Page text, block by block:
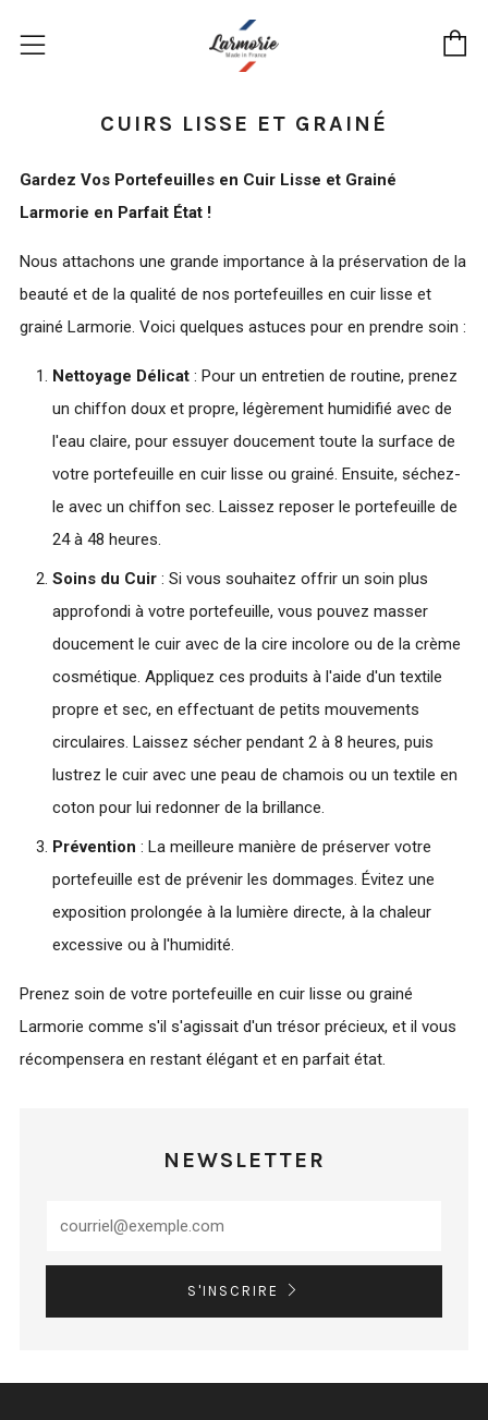
Menu
CUIRS LISSE ET GRAINÉ
Gardez Vos Portefeuilles en Cuir Lisse et Grainé
Larmorie en Parfait État !
Nous attachons une grande importance à la préservation de la
beauté et de la qualité de nos portefeuilles en cuir lisse et
grainé Larmorie. Voici quelques astuces pour en prendre soin :
Nettoyage Délicat : Pour un entretien de routine, prenez
un chiffon doux et propre, légèrement humidifié avec de
l'eau claire, pour essuyer doucement toute la surface de
votre portefeuille en cuir lisse ou grainé. Ensuite, séchez-
le avec un chiffon sec. Laissez reposer le portefeuille de
24 à 48 heures.
Soins du Cuir : Si vous souhaitez offrir un soin plus
approfondi à votre portefeuille, vous pouvez masser
doucement le cuir avec de la cire incolore ou de la crème
cosmétique. Appliquez ces produits à l'aide d'un textile
propre et sec, en effectuant de petits mouvements
circulaires. Laissez sécher pendant 2 à 8 heures, puis
lustrez le cuir avec une peau de chamois ou un textile en
coton pour lui redonner de la brillance.
Prévention : La meilleure manière de préserver votre
portefeuille est de prévenir les dommages. Évitez une
exposition prolongée à la lumière directe, à la chaleur
excessive ou à l'humidité.
Prenez soin de votre portefeuille en cuir lisse ou grainé
Larmorie comme s'il s'agissait d'un trésor précieux, et il vous
récompensera en restant élégant et en parfait état.
NEWSLETTER
S'INSCRIRE